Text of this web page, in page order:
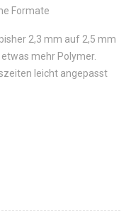
Formate
2,3 mm auf 2,5 mm
mehr Polymer.
leicht angepasst